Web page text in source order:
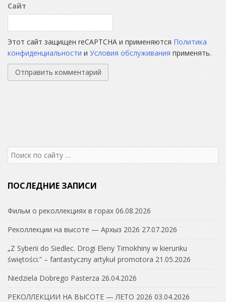
Сайт
Этот сайт защищен reCAPTCHA и применяются Политика
конфиденциальности и Условия обслуживания применять.
Search
for:
ПОСЛЕДНИЕ ЗАПИСИ
Фильм о реколлекциях в горах 06.08.2026
Реколлекции на высоте — Архыз 2026 27.07.2026
„Z Syberii do Siedlec. Drogi Eleny Timokhiny w kierunku
świętości.” – fantastyczny artykuł promotora 21.05.2026
Niedziela Dobrego Pasterza 26.04.2026
РЕКОЛЛЕКЦИИ НА ВЫСОТЕ — ЛЕТО 2026 03.04.2026